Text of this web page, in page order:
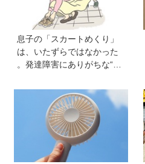
息子の「スカートめくり」
は、いたずらではなかった
。発達障害にありがちな“誤
イザーが解説】